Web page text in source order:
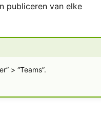
publiceren van elke
> “Teams”.